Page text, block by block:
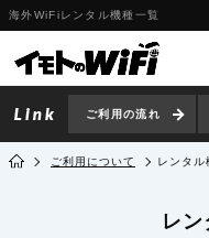
海外WiFiレンタル機種一覧
ご利用の流れ
ご利用について レンタル
レ